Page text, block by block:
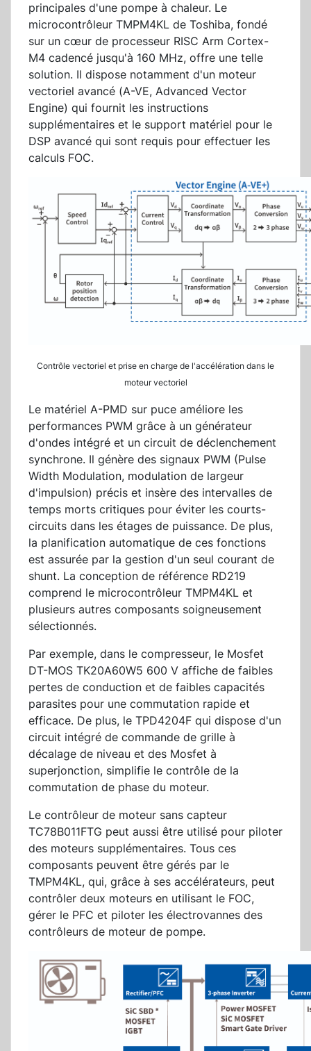
principales d'une pompe à chaleur. Le
microcontrôleur TMPM4KL de Toshiba, fondé
sur un cœur de processeur RISC Arm Cortex-
M4 cadencé jusqu'à 160 MHz, offre une telle
solution. Il dispose notamment d'un moteur
vectoriel avancé (A-VE, Advanced Vector
Engine) qui fournit les instructions
supplémentaires et le support matériel pour le
DSP avancé qui sont requis pour effectuer les
calculs FOC.
Contrôle vectoriel et prise en charge de l'accélération dans le
moteur vectoriel
Le matériel A-PMD sur puce améliore les
performances PWM grâce à un générateur
d'ondes intégré et un circuit de déclenchement
synchrone. Il génère des signaux PWM (Pulse
Width Modulation, modulation de largeur
d'impulsion) précis et insère des intervalles de
temps morts critiques pour éviter les courts-
circuits dans les étages de puissance. De plus,
la planification automatique de ces fonctions
est assurée par la gestion d'un seul courant de
shunt. La conception de référence RD219
comprend le microcontrôleur TMPM4KL et
plusieurs autres composants soigneusement
sélectionnés.
Par exemple, dans le compresseur, le Mosfet
DT-MOS TK20A60W5 600 V affiche de faibles
pertes de conduction et de faibles capacités
parasites pour une commutation rapide et
efficace. De plus, le TPD4204F qui dispose d'un
circuit intégré de commande de grille à
décalage de niveau et des Mosfet à
superjonction, simplifie le contrôle de la
commutation de phase du moteur.
Le contrôleur de moteur sans capteur
TC78B011FTG peut aussi être utilisé pour piloter
des moteurs supplémentaires. Tous ces
composants peuvent être gérés par le
TMPM4KL, qui, grâce à ses accélérateurs, peut
contrôler deux moteurs en utilisant le FOC,
gérer le PFC et piloter les électrovannes des
contrôleurs de moteur de pompe.